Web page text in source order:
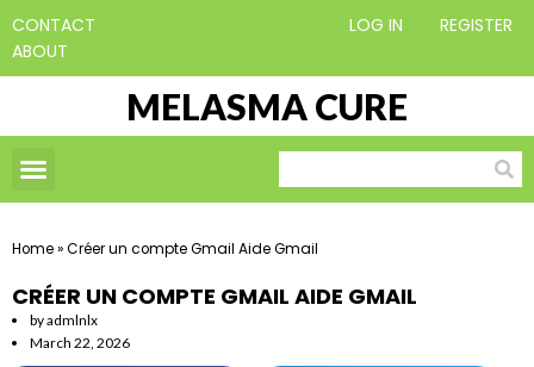
CONTACT
ABOUT
LOG IN REGISTER
MELASMA CURE
Home»Créer un compte Gmail Aide Gmail
CRÉER UN COMPTE GMAIL AIDE GMAIL
byadmlnlx
March 22, 2026